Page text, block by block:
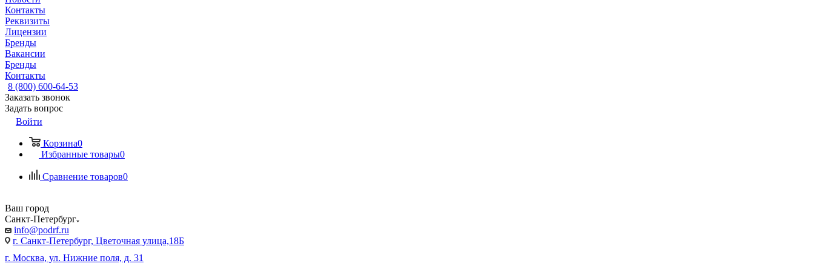
Контакты
Реквизиты
Лицензии
Бренды
Вакансии
Бренды
Контакты
8 (800) 600-64-53
Заказать звонок
Задать вопрос
Войти
Корзина0
Избранные товары0
Сравнение товаров0
Ваш город
Санкт-Петербург
info@podrf.ru
г. Санкт-Петербург, Цветочная улица,18Б
г. Москва, ул. Нижние поля, д. 31